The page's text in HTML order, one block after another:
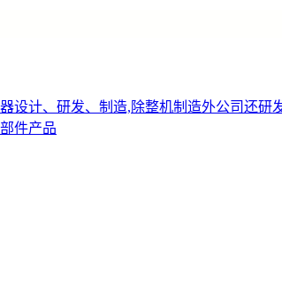
设计、研发、制造,除整机制造外公司还
件产品